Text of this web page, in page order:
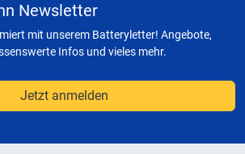
Newsletter
mit unserem Batteryletter! Angebote,
Infos und vieles mehr.
Jetzt anmelden